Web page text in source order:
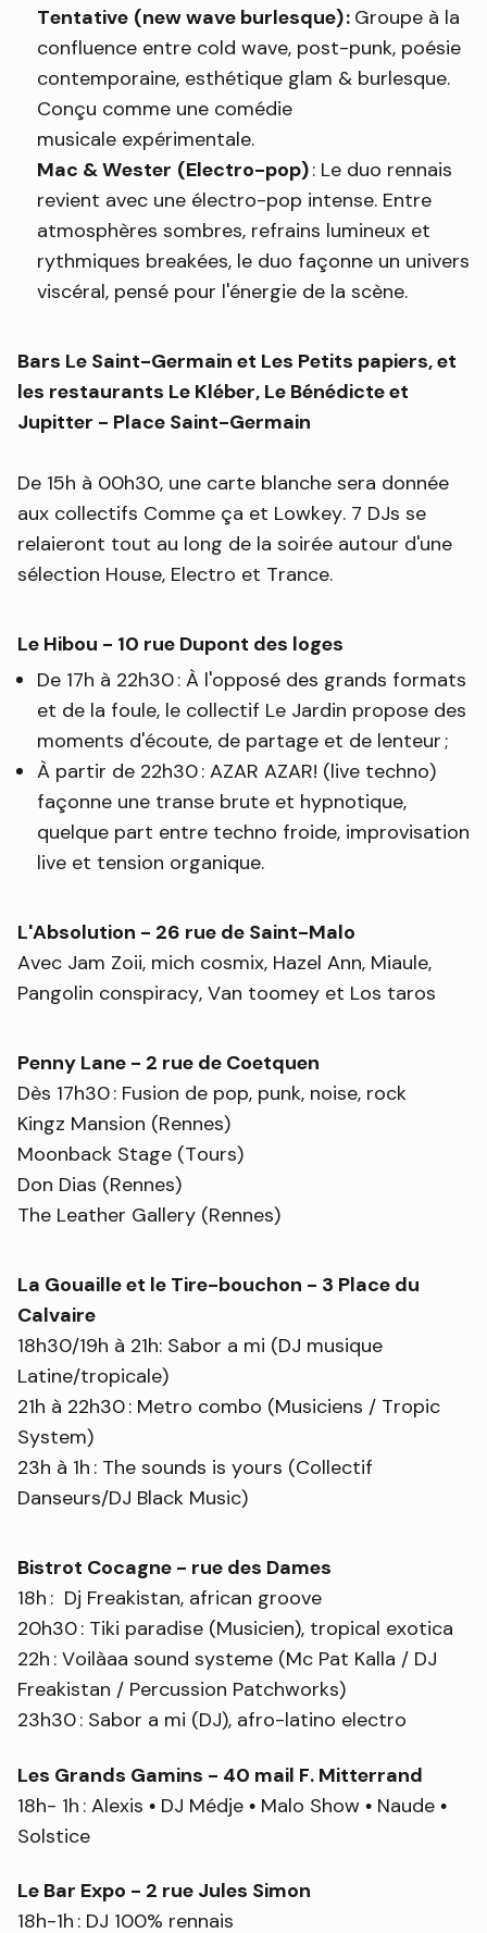
Tentative (new wave burlesque) : Groupe à la
confluence entre cold wave, post-punk, poésie
contemporaine, esthétique glam & burlesque.
Conçu comme une comédie
musicale expérimentale.
Mac & Wester (Electro-pop): Le duo rennais
revient avec une électro-pop intense. Entre
atmosphères sombres, refrains lumineux et
rythmiques breakées, le duo façonne un univers
viscéral, pensé pour l'énergie de la scène.
Bars Le Saint-Germain et Les Petits papiers, et
les restaurants Le Kléber, Le Bénédicte et
Jupitter - Place Saint-Germain
De 15h à 00h30, une carte blanche sera donnée
aux collectifs Comme ça et Lowkey. 7 DJs se
relaieront tout au long de la soirée autour d'une
sélection House, Electro et Trance.
Le Hibou - 10 rue Dupont des loges
De 17h à 22h30 : À l'opposé des grands formats
et de la foule, le collectif Le Jardin propose des
moments d'écoute, de partage et de lenteur ;
À partir de 22h30 : AZAR AZAR! (live techno)
façonne une transe brute et hypnotique,
quelque part entre techno froide, improvisation
live et tension organique.
L'Absolution - 26 rue de Saint-Malo
Avec Jam Zoii, mich cosmix, Hazel Ann, Miaule,
Pangolin conspiracy, Van toomey et Los taros
Penny Lane - 2 rue de Coetquen
Dès 17h30 : Fusion de pop, punk, noise, rock
Kingz Mansion (Rennes)
Moonback Stage (Tours)
Don Dias (Rennes)
The Leather Gallery (Rennes)
La Gouaille et le Tire-bouchon - 3 Place du
Calvaire
18h30/19h à 21h: Sabor a mi (DJ musique
Latine/tropicale)
21h à 22h30 : Metro combo (Musiciens / Tropic
System)
23h à 1h : The sounds is yours (Collectif
Danseurs/DJ Black Music)
Bistrot Cocagne - rue des Dames
18h : Dj Freakistan, african groove
20h30 : Tiki paradise (Musicien), tropical exotica
22h : Voilàaa sound systeme (Mc Pat Kalla / DJ
Freakistan / Percussion Patchworks)
23h30 : Sabor a mi (DJ), afro-latino electro
Les Grands Gamins - 40 mail F. Mitterrand
18h- 1h : Alexis • DJ Médje • Malo Show • Naude •
Solstice
Le Bar Expo - 2 rue Jules Simon
18h-1h : DJ 100% rennais